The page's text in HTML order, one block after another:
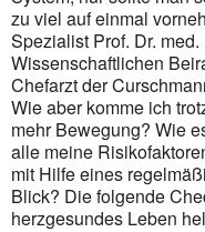
zu viel auf einmal
Spezialist Prof. Dr.
Wissenschaftlichen
Chefarzt der
Wie aber komme ich
mehr Bewegung? Wie
alle meine
mit Hilfe eines
Blick? Die folgende
herzgesundes Leben